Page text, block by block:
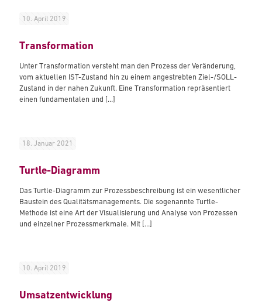
10. April 2019
Transformation
Unter Transformation versteht man den Prozess der Veränderung,
vom aktuellen IST-Zustand hin zu einem angestrebten Ziel-/SOLL-
Zustand in der nahen Zukunft. Eine Transformation repräsentiert
einen fundamentalen und […]
18. Januar 2021
Turtle-Diagramm
Das Turtle-Diagramm zur Prozessbeschreibung ist ein wesentlicher
Baustein des Qualitätsmanagements. Die sogenannte Turtle-
Methode ist eine Art der Visualisierung und Analyse von Prozessen
und einzelner Prozessmerkmale. Mit […]
10. April 2019
Umsatzentwicklung